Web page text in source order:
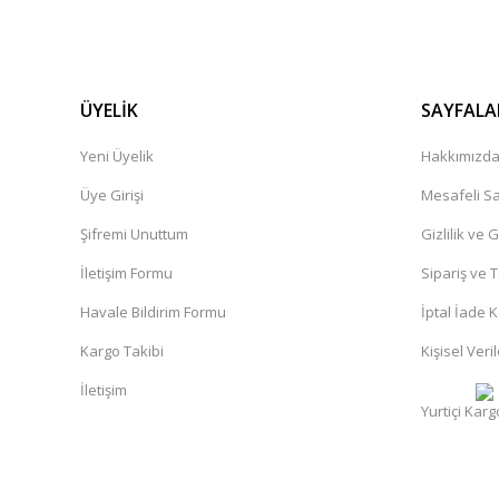
ÜYELİK
Yeni Üyelik
Üye Girişi
Şifremi Unuttum
İletişim Formu
Havale Bildirim Formu
Kargo Takibi
İletişim
Hakkımızda
Mesafeli
Gizlilik ve
Sipariş ve
İptal İade
Kişisel
Yurtiçi